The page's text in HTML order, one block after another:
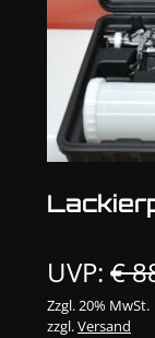
UVP: €
Zzgl. 20% MwSt.
zzgl.Versand